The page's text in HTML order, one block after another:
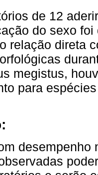
de 12
do sexo
relação direta
megistus,
para